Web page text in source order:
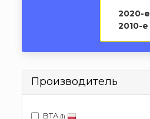
2020-е
2010-е
Производитель
BTA (1)